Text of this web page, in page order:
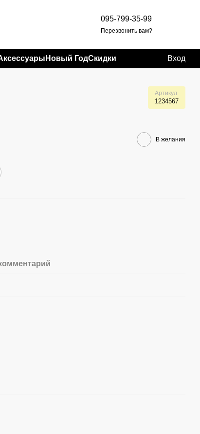
095-799-35-99
Перезвонить вам?
Новый ГодСкидки Вход
Артикул
1234567
В желания